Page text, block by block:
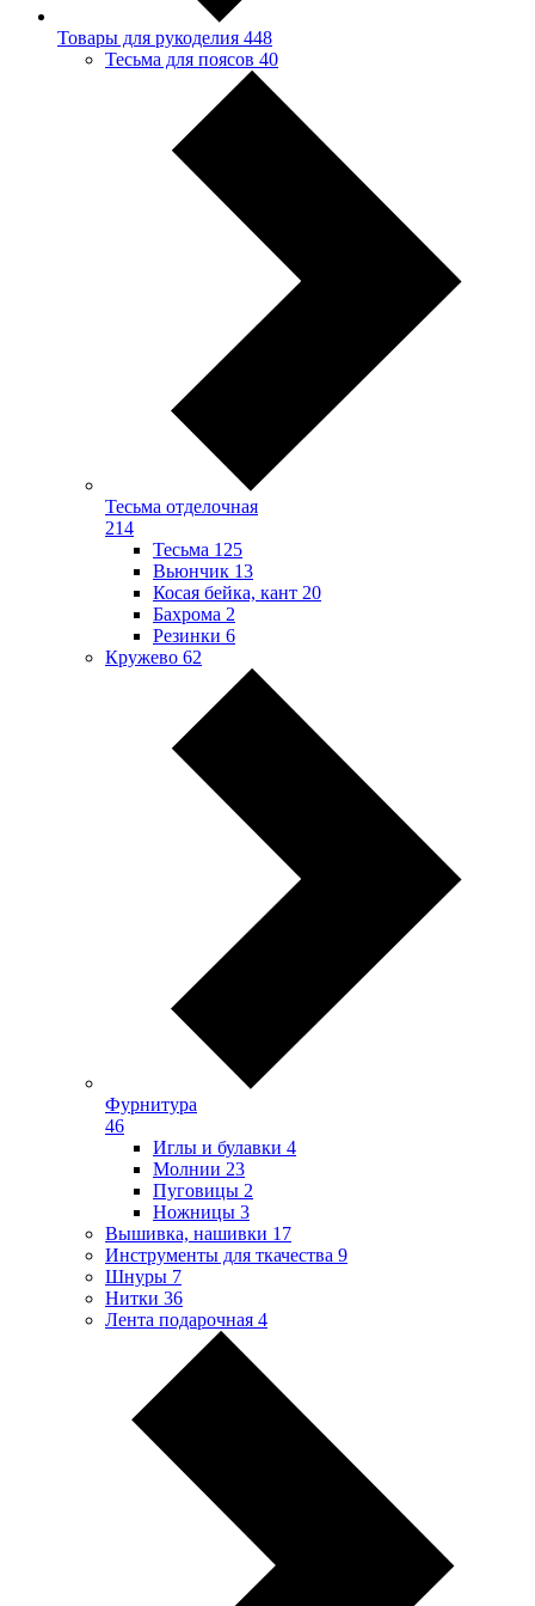
Товары для рукоделия 448
Тесьма для поясов 40
Тесьма отделочная
214
Тесьма 125
Вьюнчик 13
Косая бейка, кант 20
Бахрома 2
Резинки 6
Кружево 62
Фурнитура
46
Иглы и булавки 4
Молнии 23
Пуговицы 2
Ножницы 3
Вышивка, нашивки 17
Инструменты для ткачества 9
Шнуры 7
Нитки 36
Лента подарочная 4